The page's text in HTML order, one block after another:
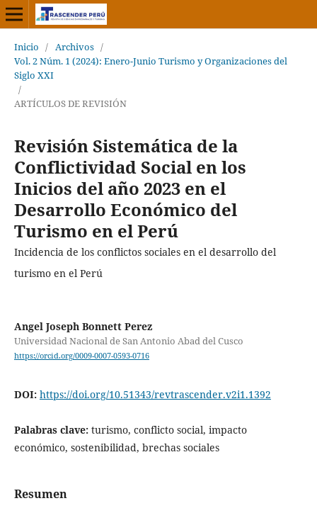
Inicio / Archivos /
Vol. 2 Núm. 1 (2024): Enero-Junio Turismo y Organizaciones del
Siglo XXI
/
ARTÍCULOS DE REVISIÓN
Revisión Sistemática de la
Conflictividad Social en los
Inicios del año 2023 en el
Desarrollo Económico del
Turismo en el Perú
Incidencia de los conflictos sociales en el desarrollo del
turismo en el Perú
Angel Joseph Bonnett Perez
Universidad Nacional de San Antonio Abad del Cusco
https://orcid.org/0009-0007-0593-0716
DOI: https://doi.org/10.51343/revtrascender.v2i1.1392
Palabras clave: turismo, conflicto social, impacto
económico, sostenibilidad, brechas sociales
Resumen